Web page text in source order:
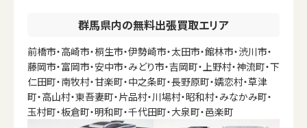
群馬県内の無料出張買取エリア
前橋市・高崎市・桐生市・伊勢崎市・太田市・館林市・渋川市・
藤岡市・富岡市・安中市・みどり市・吉岡町・上野村・神流町・下
仁田町・南牧村・甘楽町・中之条町・長野原町・嬬恋村・草津
町・高山村・東吾妻町・片品村・川場村・昭和村・みなかみ町・
玉村町・板倉町・明和町・千代田町・大泉町・邑楽町